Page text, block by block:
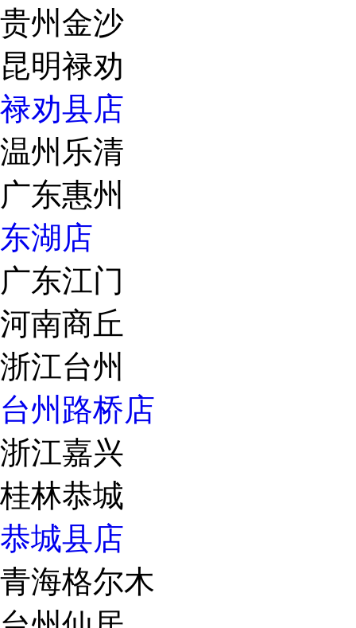
贵州金沙
昆明禄劝
禄劝县店
温州乐清
广东惠州
东湖店
广东江门
河南商丘
浙江台州
台州路桥店
浙江嘉兴
桂林恭城
恭城县店
青海格尔木